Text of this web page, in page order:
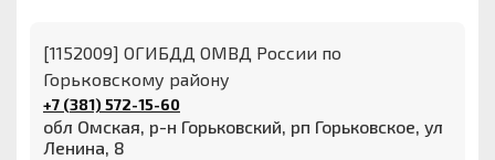
[1152009] ОГИБДД ОМВД России по
Горьковскому району
+7 (381) 572-15-60
обл Омская, р-н Горьковский, рп Горьковское, ул
Ленина, 8